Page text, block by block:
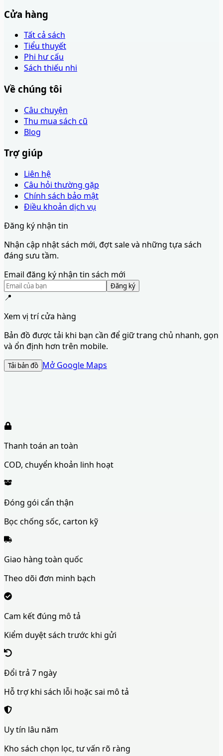
Cửa hàng
Tất cả sách
Tiểu thuyết
Phi hư cấu
Sách thiếu nhi
Về chúng tôi
Câu chuyện
Thu mua sách cũ
Blog
Trợ giúp
Liên hệ
Câu hỏi thường gặp
Chính sách bảo mật
Điều khoản dịch vụ
Đăng ký nhận tin
Nhận cập nhật sách mới, đợt sale và những tựa sách
đáng sưu tầm.
Email đăng ký nhận tin sách mới
Đăng ký
📍
Xem vị trí cửa hàng
Bản đồ được tải khi bạn cần để giữ trang chủ nhanh, gọn
và ổn định hơn trên mobile.
Tải bản đồ Mở Google Maps
Thanh toán an toàn
COD, chuyển khoản linh hoạt
Đóng gói cẩn thận
Bọc chống sốc, carton kỹ
Giao hàng toàn quốc
Theo dõi đơn minh bạch
Cam kết đúng mô tả
Kiểm duyệt sách trước khi gửi
Đổi trả 7 ngày
Hỗ trợ khi sách lỗi hoặc sai mô tả
Uy tín lâu năm
Kho sách chọn lọc, tư vấn rõ ràng